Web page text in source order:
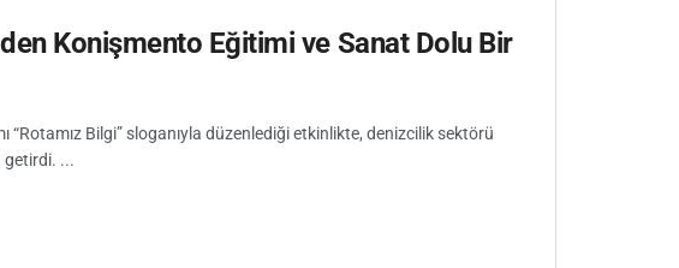
Konişmento Eğitimi ve Sanat Dolu Bir
“Rotamız Bilgi” sloganıyla düzenlediği etkinlikte, denizcilik sektörü
getirdi. ...